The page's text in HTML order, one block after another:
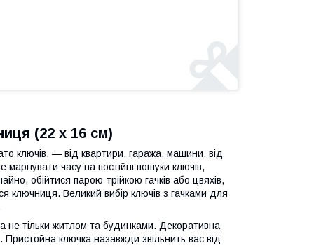
(22 x 16 см)
ключів, — від квартири, гаража, машини, від
часу на постійні пошуки ключів,
обійтися парою-трійкою гачків або цвяхів,
ключниця. Великий вибір ключів з гачками для
не тільки житлом та будинками. Декоративна
ключка назавжди звільнить вас від